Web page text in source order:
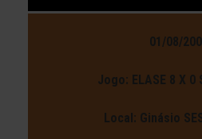
01/08/
Jogo: ELASE 8 X
Local: Ginásio